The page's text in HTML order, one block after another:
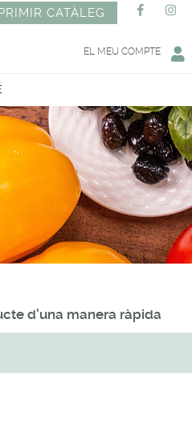
CATÀLEG
EL MEU COMPTE
d'una manera ràpida